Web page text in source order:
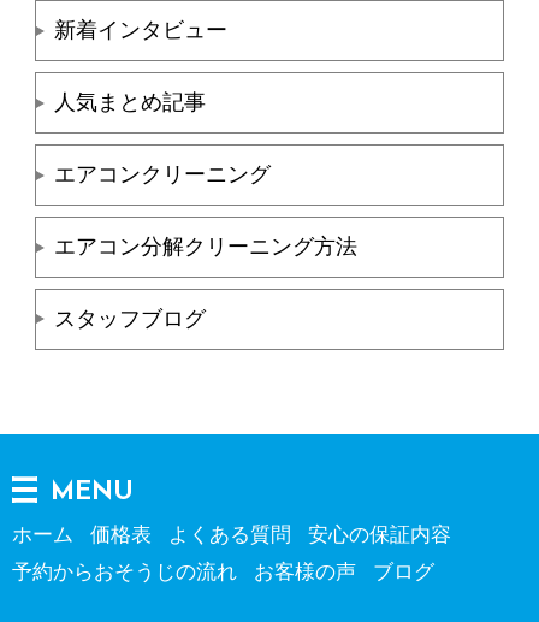
新着インタビュー
人気まとめ記事
エアコンクリーニング
エアコン分解クリーニング方法
スタッフブログ
MENU
ホーム 価格表 よくある質問
安心の保証内容
予約からおそうじの流れ
お客様の声 ブログ